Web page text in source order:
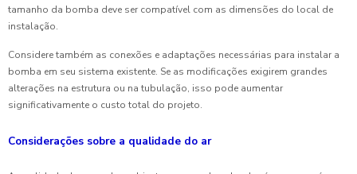
tamanho da bomba deve ser compatível com as dimensões do local de
instalação.
Considere também as conexões e adaptações necessárias para instalar a
bomba em seu sistema existente. Se as modificações exigirem grandes
alterações na estrutura ou na tubulação, isso pode aumentar
significativamente o custo total do projeto.
Considerações sobre a qualidade do ar